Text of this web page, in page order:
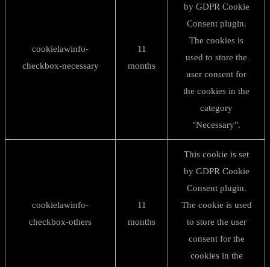
cookielawinfo-
checkbox-necessary
11
months
by GDPR Cookie
Consent plugin.
The cookies is
used to store the
user consent for
the cookies in the
category
"Necessary".
cookielawinfo-
checkbox-others
11
months
This cookie is set
by GDPR Cookie
Consent plugin.
The cookie is used
to store the user
consent for the
cookies in the